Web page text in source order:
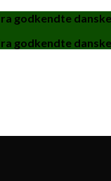
godkendte
godkendte